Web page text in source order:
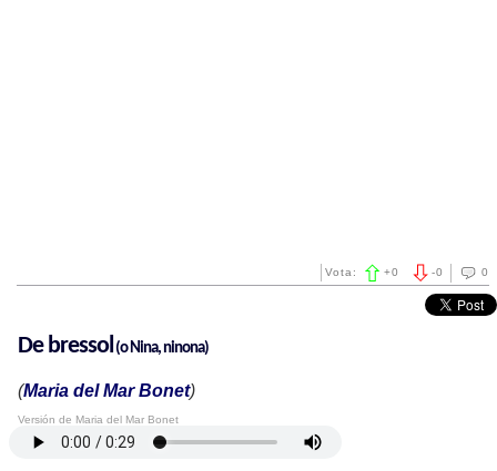
0
-0
Vota: +0
De bressol (oNina, ninona)
(Maria del Mar Bonet)
Versión de Maria del Mar Bonet